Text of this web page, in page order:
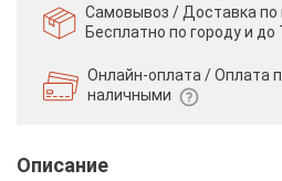
Самовывоз / Доставка по
Бесплатно по городу и до
Онлайн-оплата / Оплата
наличными
Описание